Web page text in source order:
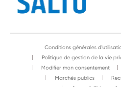
Conditions générales
Politique de gestion de la vie
Modifier mon consentement
Marchés publics